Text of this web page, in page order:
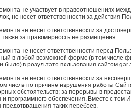
не участвует в правоотношениях
не несет ответственности за действия
не несет ответственности за
за правомерность ее размещения.
не несет ответственности перед
в любой возможной форме (в том числе
в результате пользования сайтом
не несет ответственности за
числе по причине нарушения работы
обстоятельств; за перерывы в
программного обеспечения. Вместе с тем
таких перебоев.